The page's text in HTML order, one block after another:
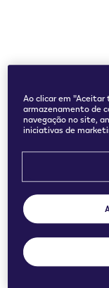
Introduza a sua
um utilizador
birth
MÊS *
Este
Ao clicar em "Aceitar
armazenamento de
navegação no site,
iniciativas de